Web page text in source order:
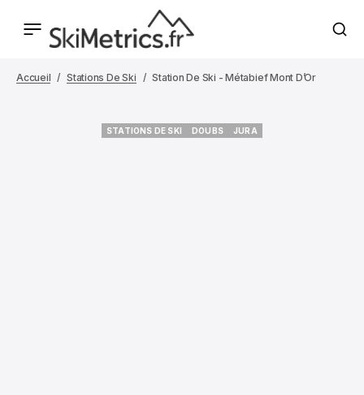
Accueil Stations De Ski Station De Ski - Métabief Mont D’Or
STATIONS DE SKI
DOUBS
JURA